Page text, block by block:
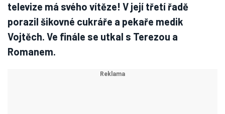
televize má svého vítěze! V její třetí řadě
porazil šikovné cukráře a pekaře medik
Vojtěch. Ve finále se utkal s Terezou a
Romanem.